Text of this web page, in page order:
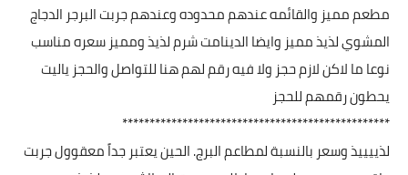
مطعم مميز والقائمه عندهم محدوده وعندهم جربت البرجر الدجاج
المشوي لذيذ مميز وايضا الدينامت شرم لذيذ ومميز سعره مناسب
نوعا ما لاكن لازم حجز ولا فيه رقم لهم هنا للتواصل والحجز ياليت
يحطون رقمهم للحجز
*************************************************
لذييييذ وسعر بالنسبة لمطاعم البرج. الحين يعتبر جداً معقوول جربت